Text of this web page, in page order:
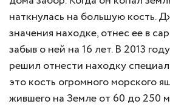
наткнулась на большую кость.
значения находке, отнес ее в
забыв о ней на 16 лет. В 2013
решил отнести находку
это кость огромного морского
жившего на Земле от 60 до 250